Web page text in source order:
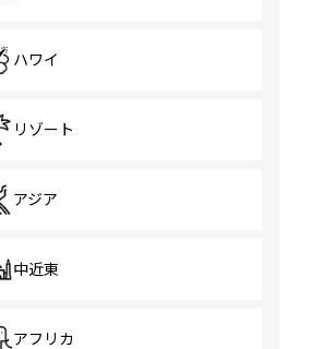
ハワイ
リゾート
アジア
中近東
アフリカ